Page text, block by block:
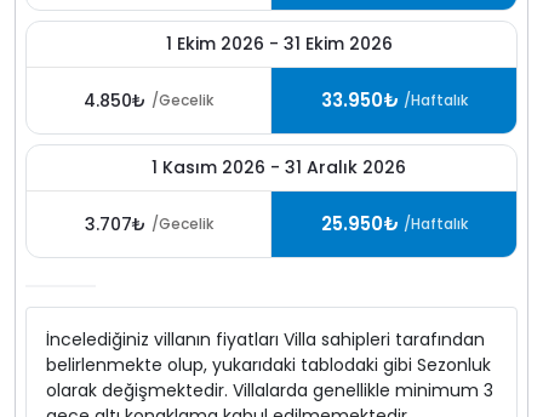
1 Ekim 2026 - 31 Ekim 2026
4.850₺ /Gecelik 33.950₺ /Haftalık
1 Kasım 2026 - 31 Aralık 2026
3.707₺ /Gecelik 25.950₺ /Haftalık
İncelediğiniz villanın fiyatları Villa sahipleri tarafından
belirlenmekte olup, yukarıdaki tablodaki gibi Sezonluk
olarak değişmektedir. Villalarda genellikle minimum 3